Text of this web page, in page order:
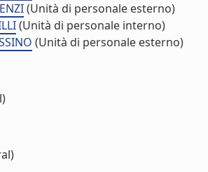
(Unità di personale esterno)
(Unità di personale interno)
(Unità di personale esterno)